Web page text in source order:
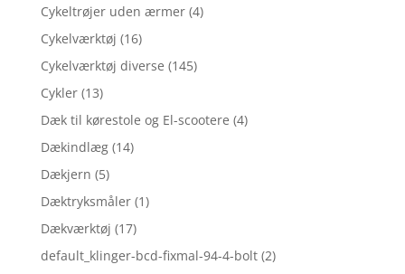
Cykeltrøjer uden ærmer (4)
Cykelværktøj (16)
Cykelværktøj diverse (145)
Cykler (13)
Dæk til kørestole og El-scootere (4)
Dækindlæg (14)
Dækjern (5)
Dæktryksmåler (1)
Dækværktøj (17)
default_klinger-bcd-fixmal-94-4-bolt (2)